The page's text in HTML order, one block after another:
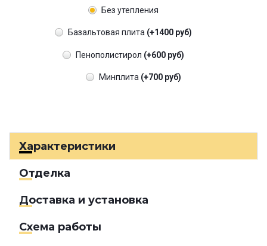
Без утепления
Базальтовая плита (+1400 руб)
Пенополистирол (+600 руб)
Минплита (+700 руб)
Характеристики
Отделка
Доставка и установка
Схема работы